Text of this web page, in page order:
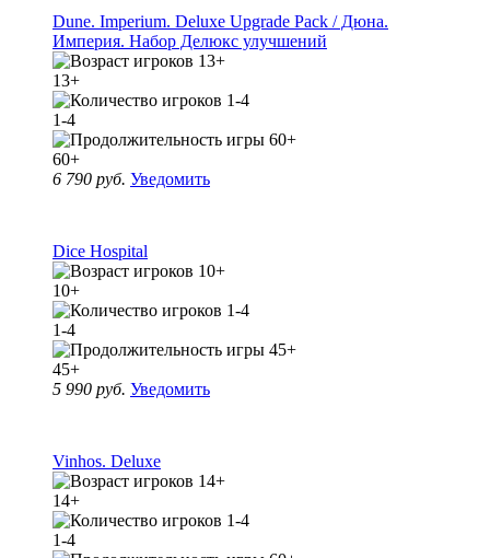
Dune. Imperium. Deluxe Upgrade Pack / Дюна.
Империя. Набор Делюкс улучшений
13+
1-4
60+
6 790 руб. Уведомить
Dice Hospital
10+
1-4
45+
5 990 руб. Уведомить
Vinhos. Deluxe
14+
1-4